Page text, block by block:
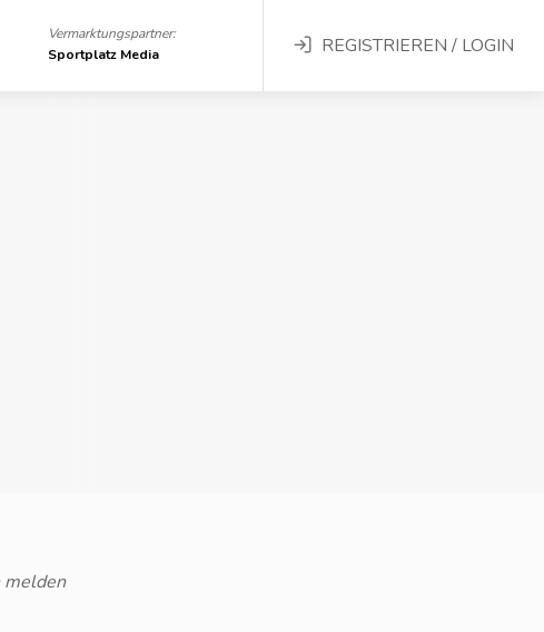
Vermarktungspartner:
Sportplatz Media
REGISTRIEREN / LOGIN
melden